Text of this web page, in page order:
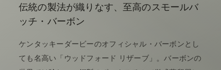
伝統の製法が織りなす、至高のスモールバ
ッチ・バーボン
ケンタッキーダービーのオフィシャル・バーボンとし
ても名高い「ウッドフォード リザーブ」。バーボンの